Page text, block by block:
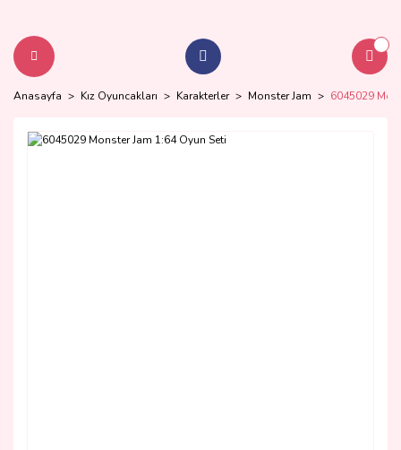
Anasayfa Kız Oyuncakları Karakterler Monster Jam 6045029